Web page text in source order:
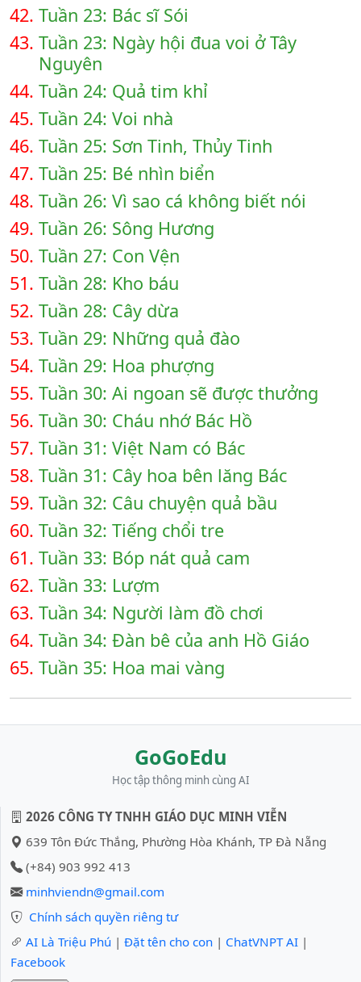
42. Tuần 23: Bác sĩ Sói
43. Tuần 23: Ngày hội đua voi ở Tây
Nguyên
44. Tuần 24: Quả tim khỉ
45. Tuần 24: Voi nhà
46. Tuần 25: Sơn Tinh, Thủy Tinh
47. Tuần 25: Bé nhìn biển
48. Tuần 26: Vì sao cá không biết nói
49. Tuần 26: Sông Hương
50. Tuần 27: Con Vện
51. Tuần 28: Kho báu
52. Tuần 28: Cây dừa
53. Tuần 29: Những quả đào
54. Tuần 29: Hoa phượng
55. Tuần 30: Ai ngoan sẽ được thưởng
56. Tuần 30: Cháu nhớ Bác Hồ
57. Tuần 31: Việt Nam có Bác
58. Tuần 31: Cây hoa bên lăng Bác
59. Tuần 32: Câu chuyện quả bầu
60. Tuần 32: Tiếng chổi tre
61. Tuần 33: Bóp nát quả cam
62. Tuần 33: Lượm
63. Tuần 34: Người làm đồ chơi
64. Tuần 34: Đàn bê của anh Hồ Giáo
65. Tuần 35: Hoa mai vàng
GoGoEdu
Học tập thông minh cùng AI
2026 CÔNG TY TNHH GIÁO DỤC MINH VIỄN
639 Tôn Đức Thắng, Phường Hòa Khánh, TP Đà Nẵng
(+84) 903 992 413
minhviendn@gmail.com
Chính sách quyền riêng tư
AI Là Triệu Phú | Đặt tên cho con | ChatVNPT AI |
Facebook